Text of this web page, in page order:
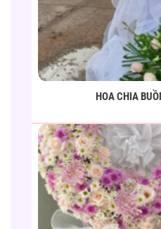
HOA CHIA